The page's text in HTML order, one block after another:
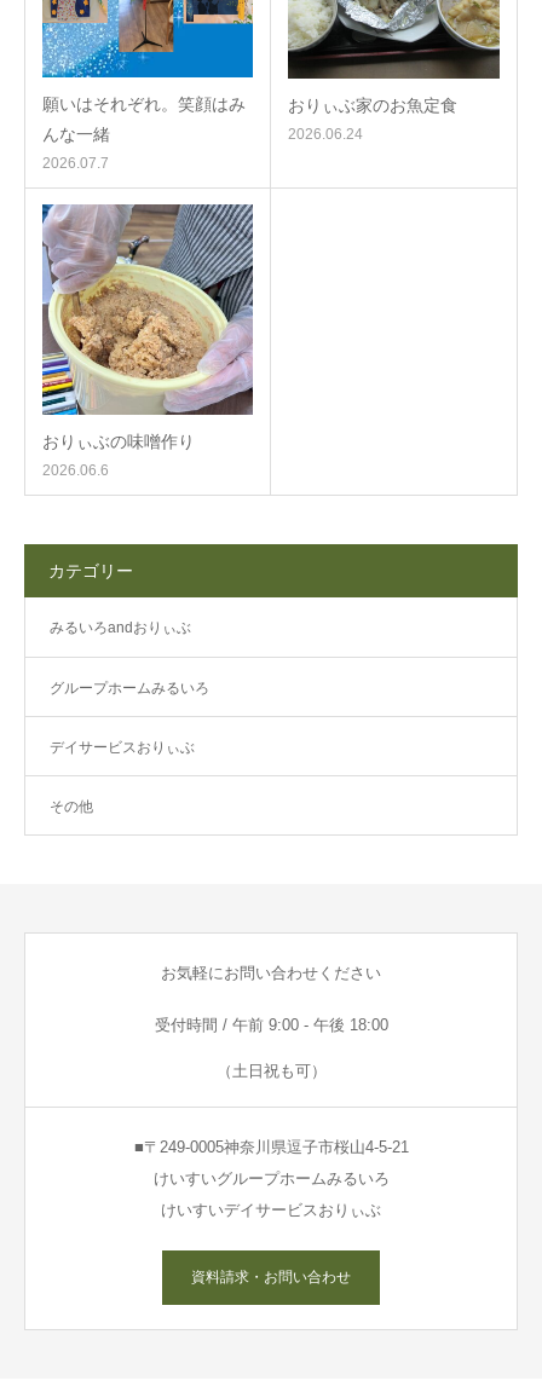
願いはそれぞれ。笑顔はみ
んな一緒
2026.07.7
おりぃぶ家のお魚定食
2026.06.24
おりぃぶの味噌作り
2026.06.6
カテゴリー
みるいろandおりぃぶ
グループホームみるいろ
デイサービスおりぃぶ
その他
お気軽にお問い合わせください
受付時間 / 午前 9:00 - 午後 18:00
（土日祝も可）
■〒249-0005神奈川県逗子市桜山4-5-21
けいすいグループホームみるいろ
けいすいデイサービスおりぃぶ
資料請求・お問い合わせ